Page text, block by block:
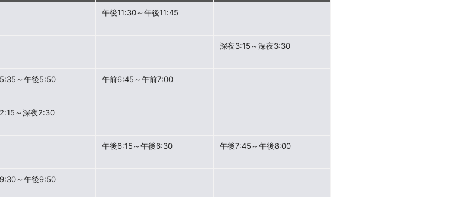
午後11:30～午後11:45
深夜3:15～深夜3:30
～午後5:50 午前6:45～午前7:00
～深夜2:30
午後6:15～午後6:30 午後7:45～午後8:00
～午後9:50